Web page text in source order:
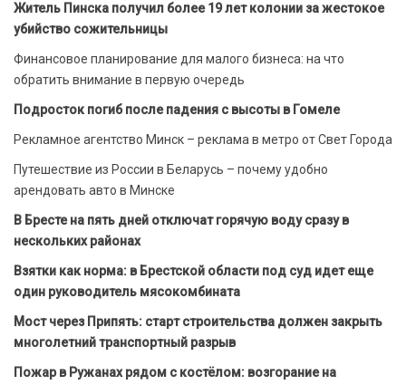
Житель Пинска получил более 19 лет колонии за жестокое
убийство сожительницы
Финансовое планирование для малого бизнеса: на что
обратить внимание в первую очередь
Подросток погиб после падения с высоты в Гомеле
Рекламное агентство Минск – реклама в метро от Свет Города
Путешествие из России в Беларусь – почему удобно
арендовать авто в Минске
В Бресте на пять дней отключат горячую воду сразу в
нескольких районах
Взятки как норма: в Брестской области под суд идет еще
один руководитель мясокомбината
Мост через Припять: старт строительства должен закрыть
многолетний транспортный разрыв
Пожар в Ружанах рядом с костёлом: возгорание на